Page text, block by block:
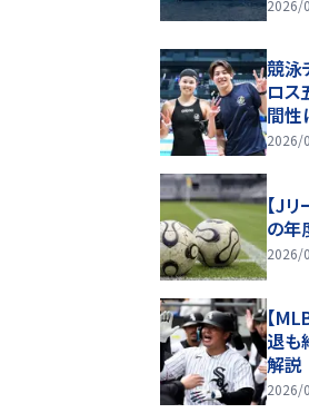
2026/
競泳
ロス
間性
2026/
【J
の年
2026/
【
退も
解説
2026/